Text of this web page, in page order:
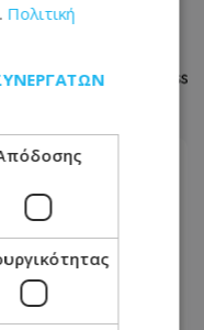
Georgi:
ψάχνουν μια
Πολιτική